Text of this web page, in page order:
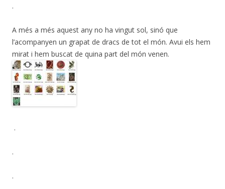
.
A més a més aquest any no ha vingut sol, sinó que
l’acompanyen un grapat de dracs de tot el món. Avui els hem
mirat i hem buscat de quina part del món venen.
.
.
.